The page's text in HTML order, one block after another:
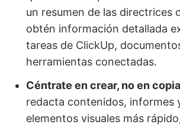
un resumen de las directrices
obtén información detallada
tareas de ClickUp,
herramientas conectadas.
Céntrate en crear, no en
redacta contenidos, informes
elementos visuales más